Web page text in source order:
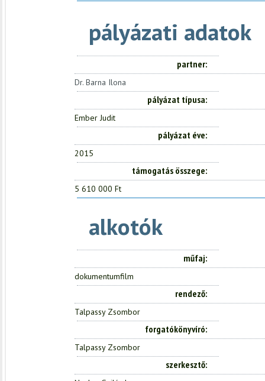
pályázati adatok
partner
Dr. Barna Ilona
pályázat típusa
Ember Judit
pályázat éve
2015
támogatás összege
5 610 000 Ft
alkotók
műfaj
dokumentumfilm
rendező
Talpassy Zsombor
forgatókönyvíró
Talpassy Zsombor
szerkesztő